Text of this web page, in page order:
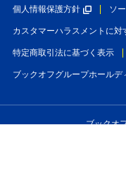
個人情報保護方針 ソ
カスタマーハラスメントに対
特定商取引法に基づく表示
ブックオフグループホールデ
ブックオ